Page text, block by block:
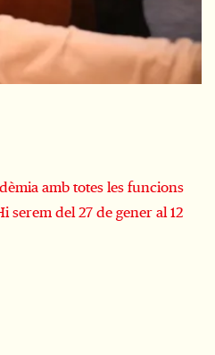
amb totes les funcions
del 27 de gener al 12